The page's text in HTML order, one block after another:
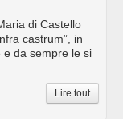
di Castello
castrum”, in
e da sempre le si
Lire tout